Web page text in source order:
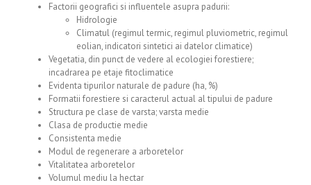
Factorii geografici si influentele asupra padurii:
Hidrologie
Climatul (regimul termic, regimul pluviometric, regimul
eolian, indicatori sintetici ai datelor climatice)
Vegetatia, din punct de vedere al ecologiei forestiere;
incadrarea pe etaje fitoclimatice
Evidenta tipurilor naturale de padure (ha, %)
Formatii forestiere si caracterul actual al tipului de padure
Structura pe clase de varsta; varsta medie
Clasa de productie medie
Consistenta medie
Modul de regenerare a arboretelor
Vitalitatea arboretelor
Volumul mediu la hectar